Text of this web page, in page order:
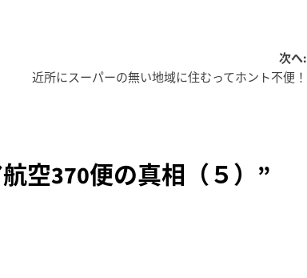
次へ:
近所にスーパーの無い地域に住むってホント不便！
空370便の真相（５） ”